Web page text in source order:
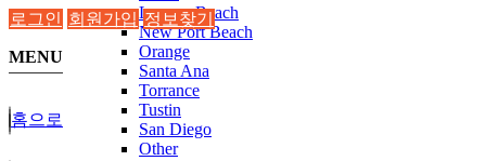
Laguna Beach
New Port Beach
Orange
Santa Ana
Torrance
Tustin
San Diego
Other
로그인 회원가입 정보찾기
MENU
홈으로